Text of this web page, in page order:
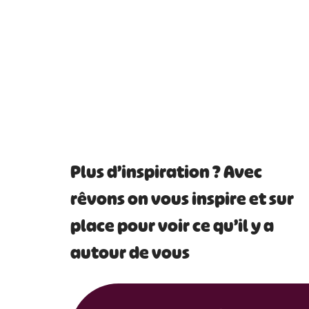
Plus d’inspiration ? Avec
rêvons on vous inspire et sur
place pour voir ce qu’il y a
autour de vous